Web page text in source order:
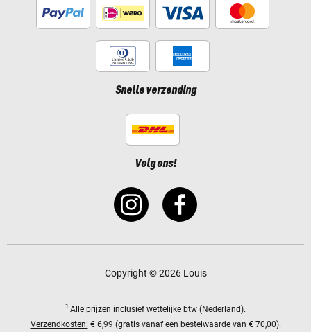
Snelle verzending
Volg ons!
Copyright © 2026 Louis
1 Alle prijzen inclusief wettelijke btw (Nederland).
Verzendkosten: € 6,99 (gratis vanaf een bestelwaarde van € 70,00).